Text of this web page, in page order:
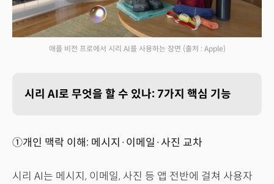
애플 비전 프로에서 시리 AI를 사용하는 장면 (출처 : Apple)
시리 AI로 무엇을 할 수 있나: 7가지 핵심 기능
①개인 맥락 이해: 메시지·이메일·사진 교차
시리 AI는 메시지, 이메일, 사진 등 앱 전반에 걸쳐 사용자